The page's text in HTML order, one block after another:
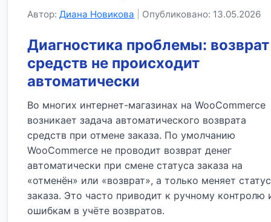
Автор: Диана Новикова Опубликовано: 13.05.2026
Диагностика проблемы: возврат
средств не происходит
автоматически
Во многих интернет-магазинах на WooCommerce
возникает задача автоматического возврата
средств при отмене заказа. По умолчанию
WooCommerce не проводит возврат денег
автоматически при смене статуса заказа на
«отменён» или «возврат», а только меняет статус
заказа. Это часто приводит к ручному контролю
ошибкам в учёте возвратов.